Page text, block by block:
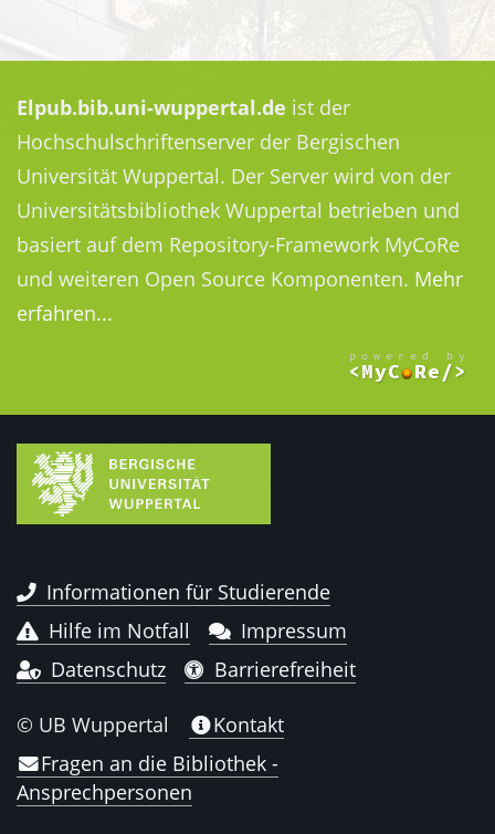
Elpub.bib.uni-wuppertal.de ist der
Hochschulschriftenserver der Bergischen
Universität Wuppertal. Der Server wird von der
Universitätsbibliothek Wuppertal betrieben und
basiert auf dem Repository-Framework MyCoRe
und weiteren Open Source Komponenten. Mehr
erfahren...
Informationen für Studierende
Hilfe im Notfall
Impressum
Datenschutz
Barrierefreiheit
© UB Wuppertal
Kontakt
Fragen an die Bibliothek -
Ansprechpersonen